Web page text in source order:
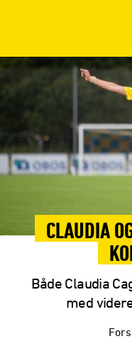
CLAUDIA
Både Claudia
med